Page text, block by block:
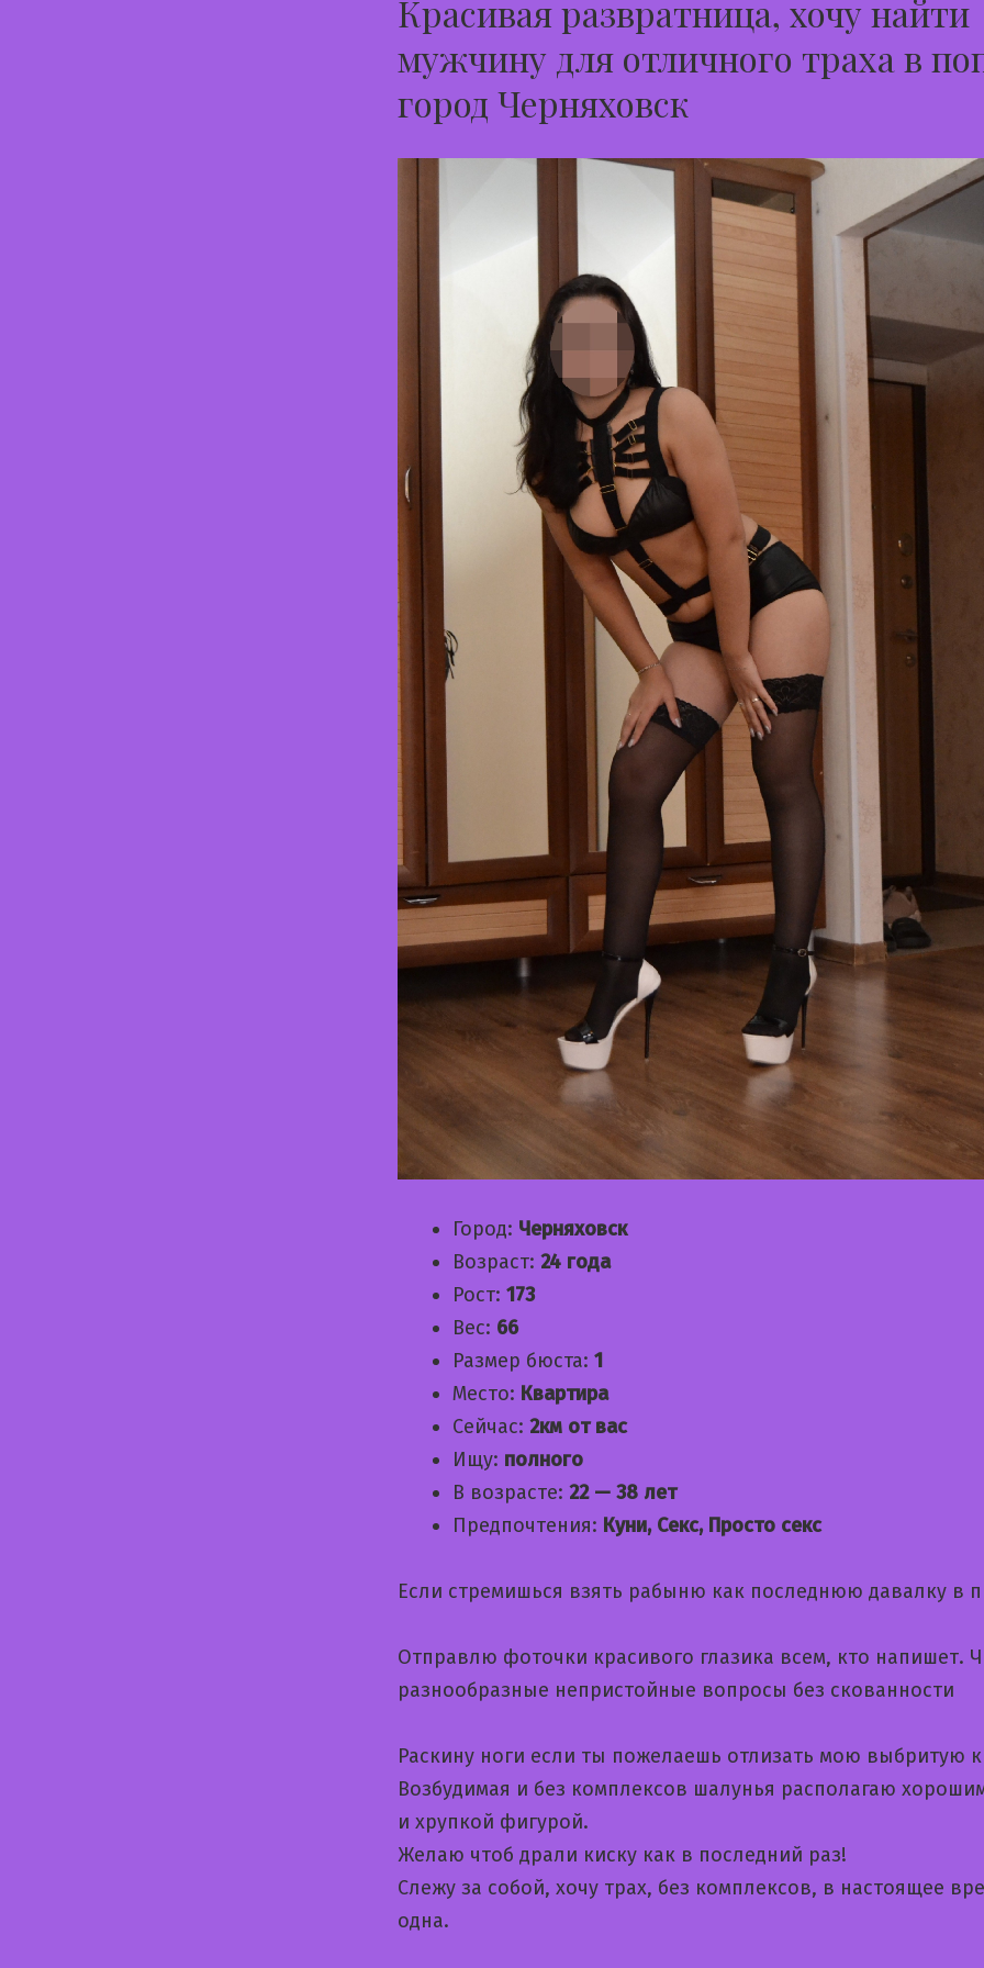
Красивая развратница, хочу найти
мужчину для отличного траха в
город Черняховск
Город: Черняховск
Возраст: 24 года
Рост: 173
Вес: 66
Размер бюста: 1
Место: Квартира
Сейчас: 2км от вас
Ищу: полного
В возрасте: 22 — 38 лет
Предпочтения: Куни, Секс, Просто секс
Если стремишься взять рабыню как последнюю давалку в
Отправлю фоточки красивого глазика всем, кто напишет.
разнообразные непристойные вопросы без скованности
Раскину ноги если ты пожелаешь отлизать мою выбритую
Возбудимая и без комплексов шалунья располагаю
и хрупкой фигурой.
Желаю чтоб драли киску как в последний раз!
Слежу за собой, хочу трах, без комплексов, в настоящее
одна.